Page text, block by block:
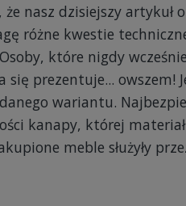
nasz dzisiejszy
różne kwestie
Osoby, które nigdy
prezentuje...
wariantu.
kanapy, której
meble służyły